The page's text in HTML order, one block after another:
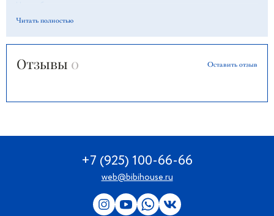
специальное натуральное покрытие, придающее каждому лепестку
ароматом. Композиция из семи роз помещена в кубок с тонким
пион: этот роскошный аромат смешан с жасмином, верхними нотами
розы и левкой, создавая округлый аромат, почти воссоздающий
аромат, дополненный стойкими нотами гибискуса.
Читать полностью
Отзывы 0 Оставить отзыв
+7 (925) 100-66-66
web@bibihouse.ru